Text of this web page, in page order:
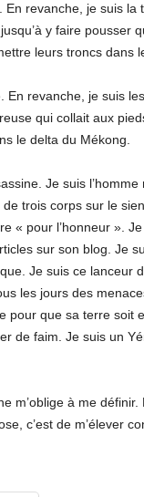
revanche, je suis la
y faire pousser
leurs troncs dans
revanche, je suis
qui collait aux
le delta du Mékong.
Je suis
trois corps sur le
« pour l’honneur ».
sur son blog. Je
Je suis ce lanceur
les jours des
pour que sa terre soit
de faim. Je suis un
m’oblige à me définir.
c’est de m’élever